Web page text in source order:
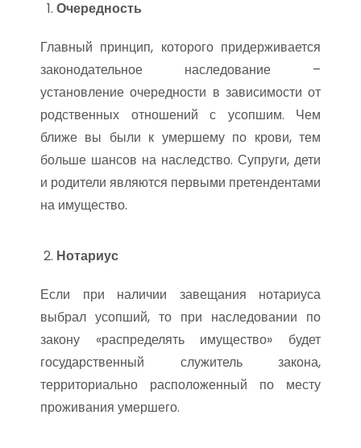
Очередность
Главный принцип, которого придерживается
законодательное наследование –
установление очередности в зависимости от
родственных отношений с усопшим. Чем
ближе вы были к умершему по крови, тем
больше шансов на наследство. Супруги, дети
и родители являются первыми претендентами
на имущество.
Нотариус
Если при наличии завещания нотариуса
выбрал усопший, то при наследовании по
закону «распределять имущество» будет
государственный служитель закона,
территориально расположенный по месту
проживания умершего.